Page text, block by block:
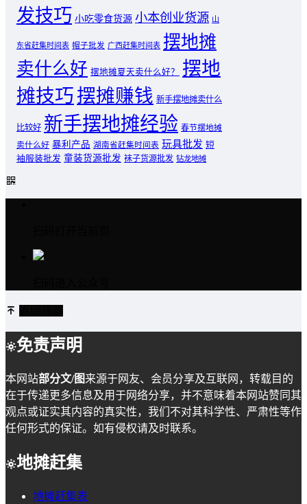
发技巧 小吃零食货源 小本创业货源 山
东省赶集时间表 帽子批发 广西赶集时间表 摆地摊
卖什么好 摆地摊夏天卖什么好？
摆地
摊技巧 摆摊赚钱 新手摆地摊卖什么
比较好 新手摆地摊经验 春节摆地摊
卖什么好 暴利产品 湖南省赶集时间表 玩具批发 短
袖服装批发 童装货源批发 袜子货源批发 钻龙地摊
免责声明
本网站部分文/图来源于网友、会员分享及互联网，转载目的
在于传递更多信息及用于网络分享，并不意味着本网站赞同其
观点或证实其内容的真实性，我们不对其科学性、严肃性等作
任何形式的保证。如有侵权请及时联系。
地摊赶集
地摊赶集表